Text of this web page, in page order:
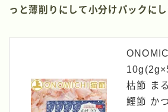
っと薄削りにして小分けパックに
枯節 ま
鰹節 か